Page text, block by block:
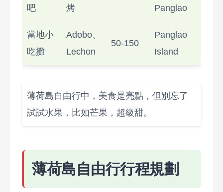
吧
烤
Panglao
當地小
吃攤
Adobo、
Lechon
50-150
Panglao
Island
薄荷島自由行中，美食是亮點，但別忘了
試試水果，比如芒果，超級甜。
薄荷島自由行行程規劃